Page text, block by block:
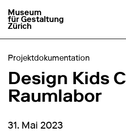
aller à la page d'accueil
Museum
für Gestaltung
Zürich
Projektdokumentation
Design Kids
Raumlabor
31. Mai 2023